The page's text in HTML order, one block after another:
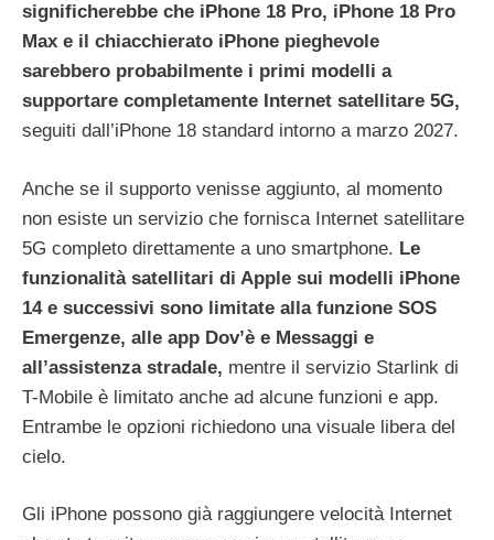
significherebbe che iPhone 18 Pro, iPhone 18 Pro
Max e il chiacchierato iPhone pieghevole
sarebbero probabilmente i primi modelli a
supportare completamente Internet satellitare 5G,
seguiti dall’iPhone 18 standard intorno a marzo 2027.
Anche se il supporto venisse aggiunto, al momento
non esiste un servizio che fornisca Internet satellitare
5G completo direttamente a uno smartphone. Le
funzionalità satellitari di Apple sui modelli iPhone
14 e successivi sono limitate alla funzione SOS
Emergenze, alle app Dov’è e Messaggi e
all’assistenza stradale, mentre il servizio Starlink di
T-Mobile è limitato anche ad alcune funzioni e app.
Entrambe le opzioni richiedono una visuale libera del
cielo.
Gli iPhone possono già raggiungere velocità Internet